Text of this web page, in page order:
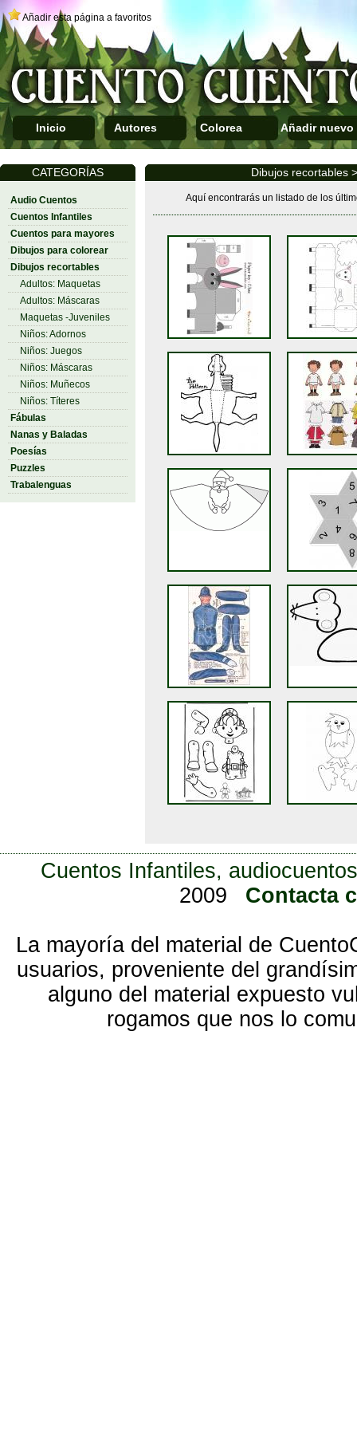
Añadir esta página a favoritos
Inicio Autores Colorea Añadir nuevo
CATEGORÍAS
Audio Cuentos
Cuentos Infantiles
Cuentos para mayores
Dibujos para colorear
Dibujos recortables
Adultos: Maquetas
Adultos: Máscaras
Maquetas -Juveniles
Niños: Adornos
Niños: Juegos
Niños: Máscaras
Niños: Muñecos
Niños: Títeres
Fábulas
Nanas y Baladas
Poesías
Puzzles
Trabalenguas
Dibujos recortables
Aquí encontrarás un listado de los
Cuentos Infantiles,
2009
Contacta
La mayoría del material de
usuarios, proveniente del
alguno del material expuesto
rogamos que nos lo